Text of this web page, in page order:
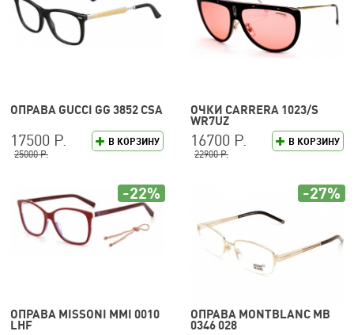
ОПРАВА GUCCI GG 3852 CSA
В КОРЗИНУ
17500 Р.
25000 Р.
ОЧКИ CARRERA 1023/S
WR7UZ
В КОРЗИНУ
16700 Р.
22900 Р.
ОПРАВА MISSONI MMI 0010
LHF
-22%
ОПРАВА MONTBLANC MB
0346 028
-27%